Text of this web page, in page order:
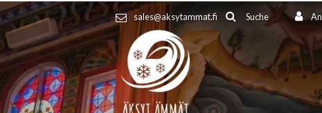
sales@aksytammat.fi Suche